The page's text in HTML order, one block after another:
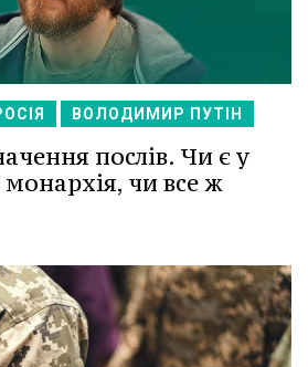
ВОЛОДИМИР ПУТІН
послів. Чи є у
чи все ж